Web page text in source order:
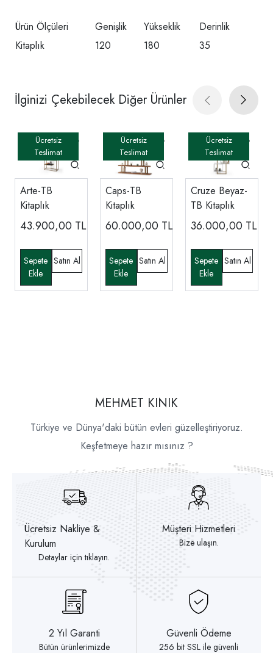
Ürün Ölçüleri Genişlik Yükseklik
Derinlik
Kitaplık
120 180 35
İlginizi Çekebilecek Diğer Ürünler
Arte-TB
Kitaplık
43.900,00 TL
Caps-TB
Kitaplık
60.000,00 TL
Cruze Beyaz-
TB Kitaplık
36.000,00 TL
MEHMET KINIK
Türkiye ve Dünya'daki bütün evleri güzelleştiriyoruz.
Keşfetmeye hazır mısınız ?
Ücretsiz Nakliye &
Kurulum
Detaylar için tıklayın.
Müşteri Hizmetleri
Bize ulaşın.
2 Yıl Garanti
Bütün ürünlerimizde
Güvenli Ödeme
256 bit SSL ile güvenli